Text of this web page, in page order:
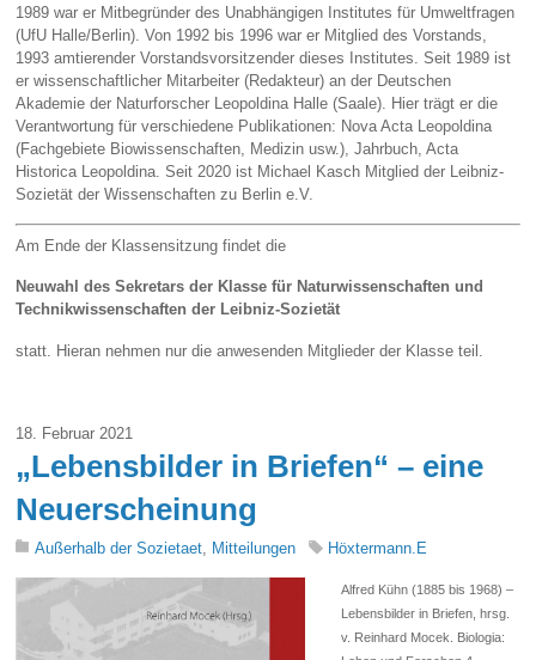
1989 war er Mitbegründer des Unabhängigen Institutes für Umweltfragen
(UfU Halle/Berlin). Von 1992 bis 1996 war er Mitglied des Vorstands,
1993 amtierender Vorstandsvorsitzender dieses Institutes. Seit 1989 ist
er wissenschaftlicher Mitarbeiter (Redakteur) an der Deutschen
Akademie der Naturforscher Leopoldina Halle (Saale). Hier trägt er die
Verantwortung für verschiedene Publikationen: Nova Acta Leopoldina
(Fachgebiete Biowissenschaften, Medizin usw.), Jahrbuch, Acta
Historica Leopoldina. Seit 2020 ist Michael Kasch Mitglied der Leibniz-
Sozietät der Wissenschaften zu Berlin e.V.
Am Ende der Klassensitzung findet die
Neuwahl des Sekretars der Klasse für Naturwissenschaften und
Technikwissenschaften der Leibniz-Sozietät
statt. Hieran nehmen nur die anwesenden Mitglieder der Klasse teil.
18. Februar 2021
„Lebensbilder in Briefen“ – eine
Neuerscheinung
Außerhalb der Sozietaet Mitteilungen Höxtermann.E
Alfred Kühn (1885 bis 1968) –
Lebensbilder in Briefen, hrsg.
v. Reinhard Mocek. Biologia: